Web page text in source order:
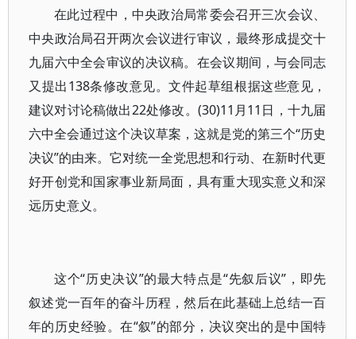
在此过程中，中央政治局常委会召开三次会议、
中央政治局召开两次会议进行审议，最终形成提交十
九届六中全会审议的决议稿。在会议期间，与会同志
又提出138条修改意见。文件起草组根据这些意见，
建议对讨论稿做出22处修改。(30)11月11日，十九届
六中全会通过这个决议草案，这就是党的第三个“历史
决议”的由来。它对统一全党思想和行动、在新时代更
好开创党和国家事业新局面，具有重大现实意义和深
远历史意义。
这个“历史决议”的最大特点是“先叙后议”，即先
叙述党一百年的奋斗历程，然后在此基础上总结一百
年的历史经验。在“叙”的部分，决议突出的是中国特